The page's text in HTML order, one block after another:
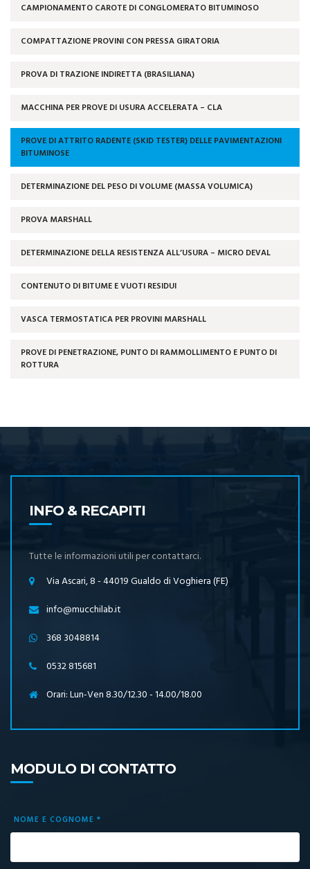
CAMPIONAMENTO CAROTE DI CONGLOMERATO BITUMINOSO
COMPATTAZIONE PROVINI CON PRESSA GIRATORIA
PROVA DI TRAZIONE INDIRETTA (BRASILIANA)
MACCHINA PER PROVE DI USURA ACCELERATA – CLA
PROVE DI ATTRITO RADENTE (SKID TESTER) DELLE PAVIMENTAZIONI
BITUMINOSE
DETERMINAZIONE DEL PESO DI VOLUME (MASSA VOLUMICA)
PROVA MARSHALL
DETERMINAZIONE DELLA RESISTENZA ALL’USURA – MICRO DEVAL
CONTENUTO DI BITUME E VUOTI RESIDUI
VASCA TERMOSTATICA PER PROVINI MARSHALL
PROVE DI PENETRAZIONE, PUNTO DI RAMMOLLIMENTO E PUNTO DI
ROTTURA
INFO & RECAPITI
Tutte le informazioni utili per contattarci.
Via Ascari, 8 - 44019 Gualdo di Voghiera (FE)
info@mucchilab.it
368 3048814
0532 815681
Orari: Lun-Ven 8.30/12.30 - 14.00/18.00
MODULO DI CONTATTO
NOME E COGNOME *